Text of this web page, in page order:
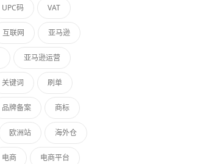
UPC码 VAT
互联网 亚马逊
亚马逊运营
关键词 刷单
品牌备案 商标
欧洲站 海外仓
电商 电商平台